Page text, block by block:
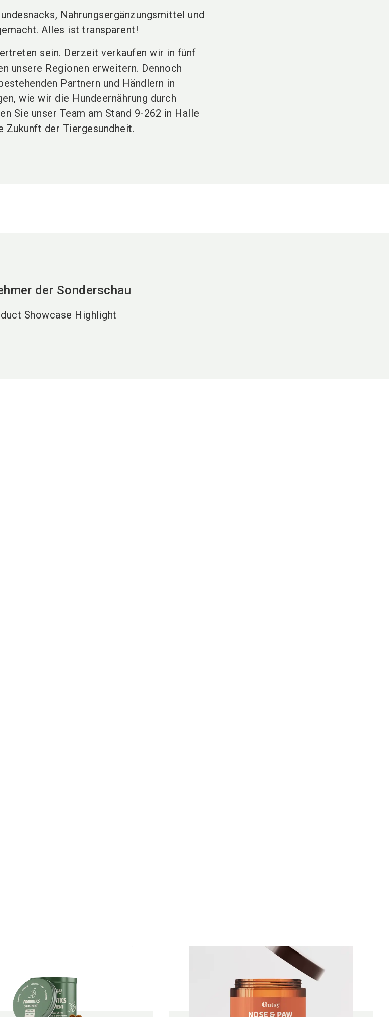
Nahrungsergänzungsmittel und
Alles ist transparent!
sein. Derzeit verkaufen wir in fünf
unsere Regionen erweitern. Dennoch
Partnern und Händlern in
wie wir die Hundeernährung durch
Sie unser Team am Stand 9-262 in Halle
Zukunft der Tiergesundheit.
der Sonderschau
Showcase Highlight